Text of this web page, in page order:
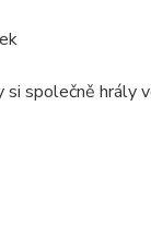
si společně